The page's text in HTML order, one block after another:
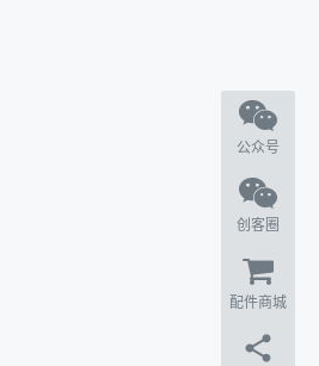
公众号
创客圈
配件商城